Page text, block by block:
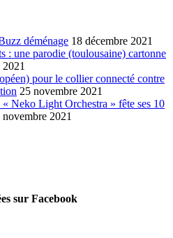
déménage 18 décembre 2021
: une parodie (toulousaine) cartonne
pour le collier connecté contre
25 novembre 2021
Neko Light Orchestra » fête ses 10
novembre 2021
sur Facebook